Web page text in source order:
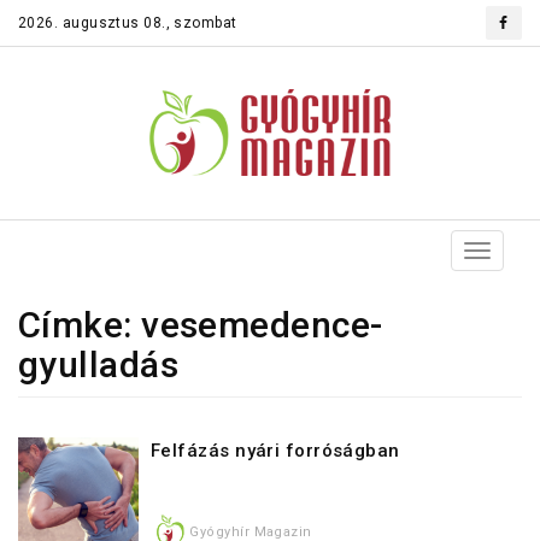
2026. augusztus 08., szombat
Toggle
Címke: vesemedence-
gyulladás
Felfázás nyári forróságban
Gyógyhír Magazin